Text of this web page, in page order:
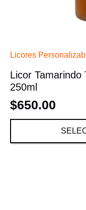
Licores
Licor Tamarindo
250ml
$650.00